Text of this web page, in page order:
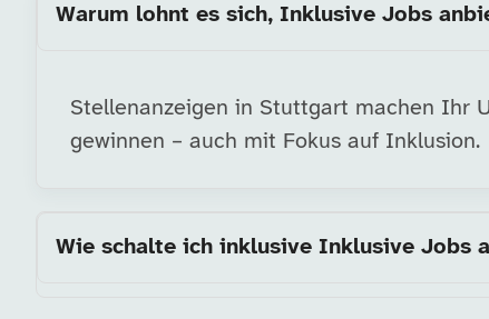
Warum lohnt es sich, Inklusive Jobs
Stellenanzeigen in Stuttgart machen Ihr
gewinnen – auch mit Fokus auf Inklusion.
Wie schalte ich inklusive Inklusive Jobs